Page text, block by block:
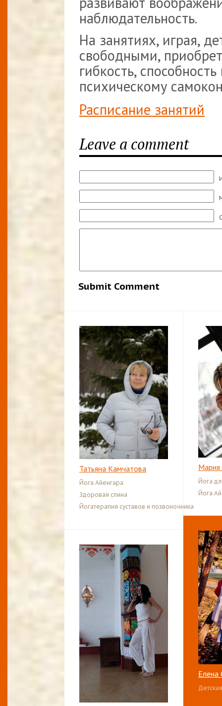
наблюдательность.
На занятиях, играя,
свободными,
гибкость,
психическому
Расписание занятий
Leave a comment
Татьяна Камчатова
Йога Айенгара
Здоровая спина
Йогатерапия суставов и позвоночника
Мария
Йога
Йога
Елена